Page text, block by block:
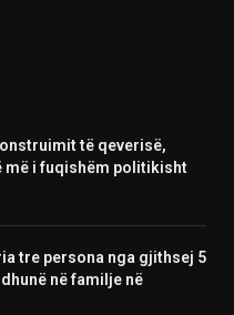
të qeverisë,
më i fuqishëm politikisht
tre persona nga gjithsej 5
në familje në